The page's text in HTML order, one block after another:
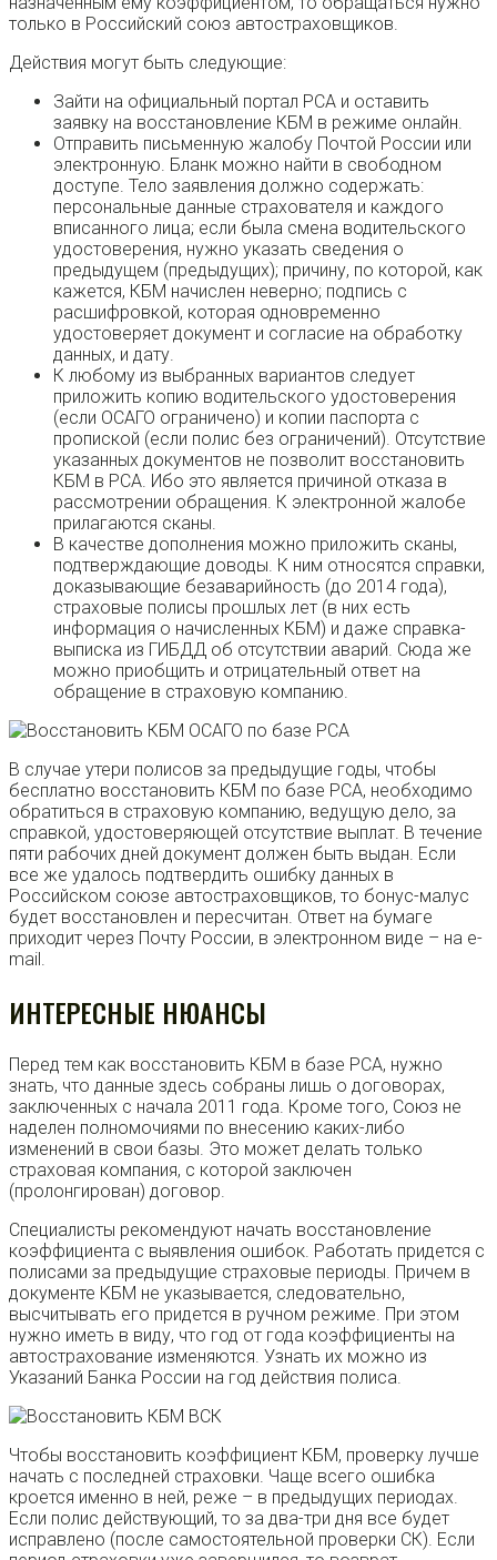
только в Российский союз автостраховщиков.
Действия могут быть следующие:
Зайти на официальный портал РСА и оставить
заявку на восстановление КБМ в режиме онлайн.
Отправить письменную жалобу Почтой России или
электронную. Бланк можно найти в свободном
доступе. Тело заявления должно содержать:
персональные данные страхователя и каждого
вписанного лица; если была смена водительского
удостоверения, нужно указать сведения о
предыдущем (предыдущих); причину, по которой, как
кажется, КБМ начислен неверно; подпись с
расшифровкой, которая одновременно
удостоверяет документ и согласие на обработку
данных, и дату.
К любому из выбранных вариантов следует
приложить копию водительского удостоверения
(если ОСАГО ограничено) и копии паспорта с
пропиской (если полис без ограничений). Отсутствие
указанных документов не позволит восстановить
КБМ в РСА. Ибо это является причиной отказа в
рассмотрении обращения. К электронной жалобе
прилагаются сканы.
В качестве дополнения можно приложить сканы,
подтверждающие доводы. К ним относятся справки,
доказывающие безаварийность (до 2014 года),
страховые полисы прошлых лет (в них есть
информация о начисленных КБМ) и даже справка-
выписка из ГИБДД об отсутствии аварий. Сюда же
можно приобщить и отрицательный ответ на
обращение в страховую компанию.
В случае утери полисов за предыдущие годы, чтобы
бесплатно восстановить КБМ по базе РСА, необходимо
обратиться в страховую компанию, ведущую дело, за
справкой, удостоверяющей отсутствие выплат. В течение
пяти рабочих дней документ должен быть выдан. Если
все же удалось подтвердить ошибку данных в
Российском союзе автостраховщиков, то бонус-малус
будет восстановлен и пересчитан. Ответ на бумаге
приходит через Почту России, в электронном виде – на e-
mail.
ИНТЕРЕСНЫЕ НЮАНСЫ
Перед тем как восстановить КБМ в базе РСА, нужно
знать, что данные здесь собраны лишь о договорах,
заключенных с начала 2011 года. Кроме того, Союз не
наделен полномочиями по внесению каких-либо
изменений в свои базы. Это может делать только
страховая компания, с которой заключен
(пролонгирован) договор.
Специалисты рекомендуют начать восстановление
коэффициента с выявления ошибок. Работать придется с
полисами за предыдущие страховые периоды. Причем в
документе КБМ не указывается, следовательно,
высчитывать его придется в ручном режиме. При этом
нужно иметь в виду, что год от года коэффициенты на
автострахование изменяются. Узнать их можно из
Указаний Банка России на год действия полиса.
Чтобы восстановить коэффициент КБМ, проверку лучше
начать с последней страховки. Чаще всего ошибка
кроется именно в ней, реже – в предыдущих периодах.
Если полис действующий, то за два-три дня все будет
исправлено (после самостоятельной проверки СК). Если